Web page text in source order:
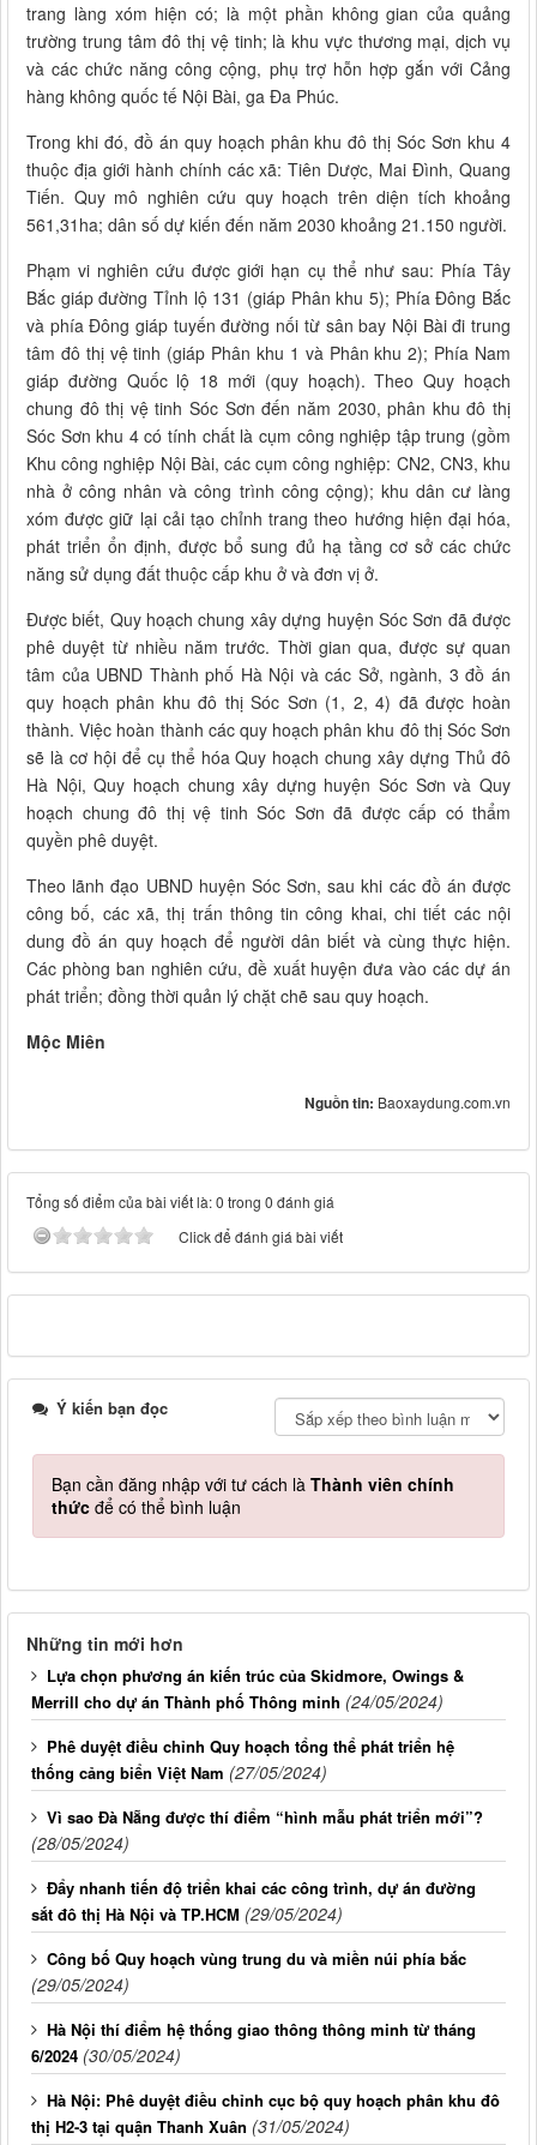
trang làng xóm hiện có; là một phần không gian của quảng
trường trung tâm đô thị vệ tinh; là khu vực thương mại, dịch vụ
và các chức năng công cộng, phụ trợ hỗn hợp gắn với Cảng
hàng không quốc tế Nội Bài, ga Đa Phúc.
Trong khi đó, đồ án quy hoạch phân khu đô thị Sóc Sơn khu 4
thuộc địa giới hành chính các xã: Tiên Dược, Mai Đình, Quang
Tiến. Quy mô nghiên cứu quy hoạch trên diện tích khoảng
561,31ha; dân số dự kiến đến năm 2030 khoảng 21.150 người.
Phạm vi nghiên cứu được giới hạn cụ thể như sau: Phía Tây
Bắc giáp đường Tỉnh lộ 131 (giáp Phân khu 5); Phía Đông Bắc
và phía Đông giáp tuyến đường nối từ sân bay Nội Bài đi trung
tâm đô thị vệ tinh (giáp Phân khu 1 và Phân khu 2); Phía Nam
giáp đường Quốc lộ 18 mới (quy hoạch). Theo Quy hoạch
chung đô thị vệ tinh Sóc Sơn đến năm 2030, phân khu đô thị
Sóc Sơn khu 4 có tính chất là cụm công nghiệp tập trung (gồm
Khu công nghiệp Nội Bài, các cụm công nghiệp: CN2, CN3, khu
nhà ở công nhân và công trình công cộng); khu dân cư làng
xóm được giữ lại cải tạo chỉnh trang theo hướng hiện đại hóa,
phát triển ổn định, được bổ sung đủ hạ tầng cơ sở các chức
năng sử dụng đất thuộc cấp khu ở và đơn vị ở.
Được biết, Quy hoạch chung xây dựng huyện Sóc Sơn đã được
phê duyệt từ nhiều năm trước. Thời gian qua, được sự quan
tâm của UBND Thành phố Hà Nội và các Sở, ngành, 3 đồ án
quy hoạch phân khu đô thị Sóc Sơn (1, 2, 4) đã được hoàn
thành. Việc hoàn thành các quy hoạch phân khu đô thị Sóc Sơn
sẽ là cơ hội để cụ thể hóa Quy hoạch chung xây dựng Thủ đô
Hà Nội, Quy hoạch chung xây dựng huyện Sóc Sơn và Quy
hoạch chung đô thị vệ tinh Sóc Sơn đã được cấp có thẩm
quyền phê duyệt.
Theo lãnh đạo UBND huyện Sóc Sơn, sau khi các đồ án được
công bố, các xã, thị trấn thông tin công khai, chi tiết các nội
dung đồ án quy hoạch để người dân biết và cùng thực hiện.
Các phòng ban nghiên cứu, đề xuất huyện đưa vào các dự án
phát triển; đồng thời quản lý chặt chẽ sau quy hoạch.
Mộc Miên
Nguồn tin: Baoxaydung.com.vn
Tổng số điểm của bài viết là: 0 trong 0 đánh giá
Click để đánh giá bài viết
Ý kiến bạn đọc
Bạn cần đăng nhập với tư cách là Thành viên chính
thức để có thể bình luận
Những tin mới hơn
Lựa chọn phương án kiến trúc của Skidmore, Owings &
Merrill cho dự án Thành phố Thông minh (24/05/2024)
Phê duyệt điều chỉnh Quy hoạch tổng thể phát triển hệ
thống cảng biển Việt Nam (27/05/2024)
Vì sao Đà Nẵng được thí điểm “hình mẫu phát triển mới”?
(28/05/2024)
Đẩy nhanh tiến độ triển khai các công trình, dự án đường
sắt đô thị Hà Nội và TP.HCM (29/05/2024)
Công bố Quy hoạch vùng trung du và miền núi phía bắc
(29/05/2024)
Hà Nội thí điểm hệ thống giao thông thông minh từ tháng
6/2024 (30/05/2024)
Hà Nội: Phê duyệt điều chỉnh cục bộ quy hoạch phân khu đô
thị H2-3 tại quận Thanh Xuân (31/05/2024)